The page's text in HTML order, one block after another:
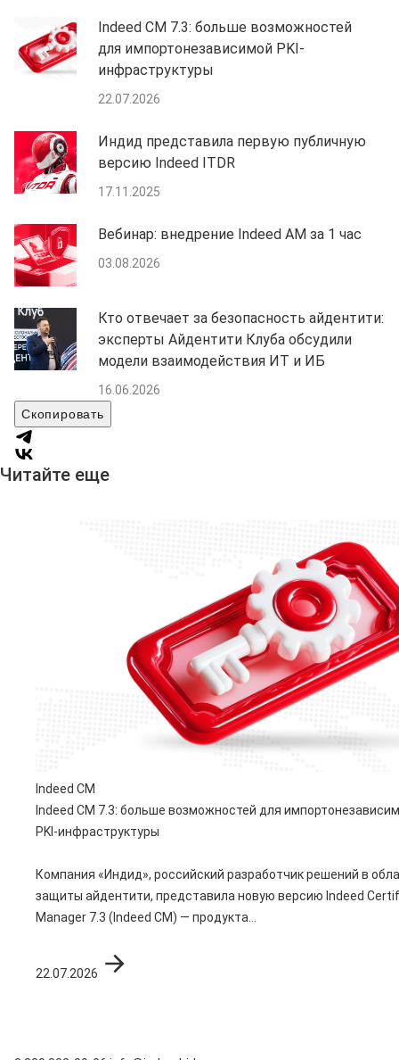
Indeed CM 7.3: больше возможностей
для импортонезависимой PKI-
инфраструктуры
22.07.2026
Индид представила первую публичную
версию Indeed ITDR
17.11.2025
Вебинар: внедрение Indeed AM за 1 час
03.08.2026
Кто отвечает за безопасность айдентити:
эксперты Айдентити Клуба обсудили
модели взаимодействия ИТ и ИБ
16.06.2026
Скопировать
Читайте еще
Indeed CM
Indeed CM 7.3: больше возможностей для
PKI-инфраструктуры
Компания «Индид», российский разработчик решений в
защиты айдентити, представила новую версию Indeed
Manager 7.3 (Indeed CM) — продукта...
22.07.2026